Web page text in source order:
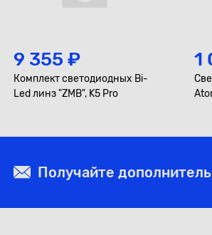
9 355 ₽
Комплект светодиодных Bi-
Led линз "ZMB", K5 Pro
1
Получайте